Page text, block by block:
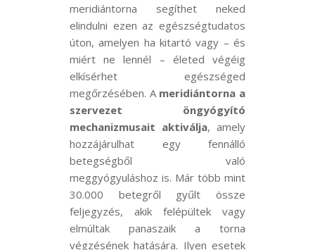
meridiántorna segíthet neked
elindulni ezen az egészségtudatos
úton, amelyen ha kitartó vagy – és
miért ne lennél – életed végéig
elkísérhet egészséged
megőrzésében. A meridiántorna a
szervezet öngyógyító
mechanizmusait aktiválja, amely
hozzájárulhat egy fennálló
betegségből való
meggyógyuláshoz is. Már több mint
30.000 betegről gyűlt össze
feljegyzés, akik felépültek vagy
elmúltak panaszaik a torna
végzésének hatására. Ilyen esetek